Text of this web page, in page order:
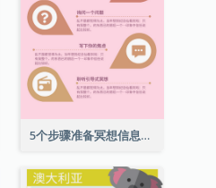
5个步骤准备冥想信息图表